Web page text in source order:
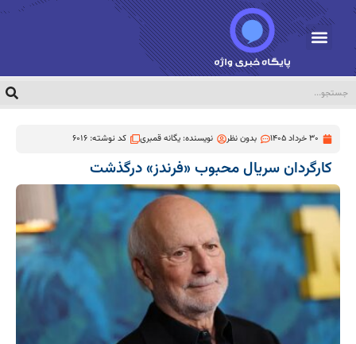
30 خرداد 1405 بدون نظر نویسنده:یگانه قمبری کد نوشته: 6016
کارگردان سریال محبوب «فرندز» درگذشت